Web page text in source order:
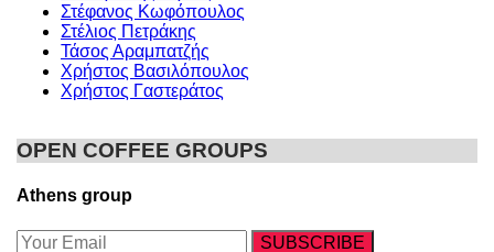
Στέφανος Κωφόπουλος
Στέλιος Πετράκης
Τάσος Αραμπατζής
Χρήστος Βασιλόπουλος
Χρήστος Γαστεράτος
OPEN COFFEE GROUPS
Athens group